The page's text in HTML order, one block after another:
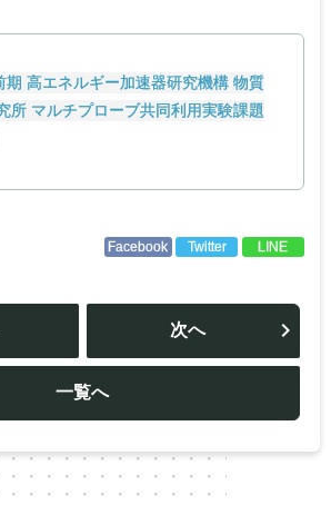
期 高エネルギー加速器研究機構 物質
所 マルチプローブ共同利用実験課題
Facebook Twitter LINE
投
ビ
ー
シ
ョ
一覧へ
次へ